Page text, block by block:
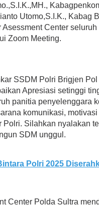
Utomo,S.I.K., Kabag
Center
Zoom Meeting.
SSDM Polri Brigjen
Apresiasi setinggi
panitia penyelenggara
komunikasi,
Polri. Silahkan nyalakan
SDM unggul.
Polri 2025
Center Polda Sultra